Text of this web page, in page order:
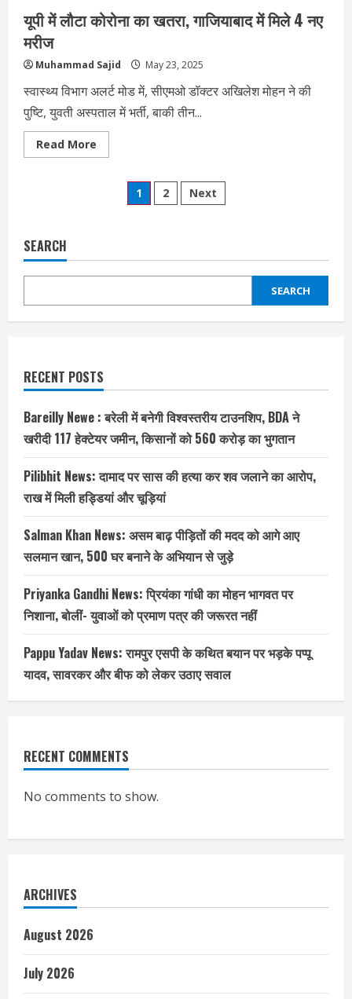
यूपी में लौटा कोरोना का खतरा, गाजियाबाद में मिले 4 नए
मरीज
Muhammad Sajid May 23, 2025
स्वास्थ्य विभाग अलर्ट मोड में, सीएमओ डॉक्टर अखिलेश मोहन ने की
पुष्टि, युवती अस्पताल में भर्ती, बाकी तीन...
Read More
more
मिले
4
Posts
1 2 Next
SEARCH
SEARCH
RECENT POSTS
Bareilly Newe : बरेली में बनेगी विश्वस्तरीय टाउनशिप, BDA ने
खरीदी 117 हेक्टेयर जमीन, किसानों को 560 करोड़ का भुगतान
Pilibhit News: दामाद पर सास की हत्या कर शव जलाने का आरोप,
राख में मिली हड्डियां और चूड़ियां
Salman Khan News: असम बाढ़ पीड़ितों की मदद को आगे आए
सलमान खान, 500 घर बनाने के अभियान से जुड़े
Priyanka Gandhi News: प्रियंका गांधी का मोहन भागवत पर
निशाना, बोलीं- युवाओं को प्रमाण पत्र की जरूरत नहीं
Pappu Yadav News: रामपुर एसपी के कथित बयान पर भड़के पप्पू
यादव, सावरकर और बीफ को लेकर उठाए सवाल
RECENT COMMENTS
No comments to show.
ARCHIVES
August 2026
July 2026